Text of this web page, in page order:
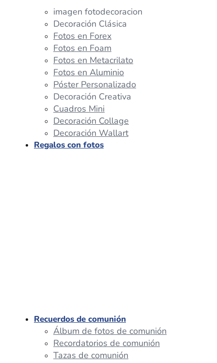
imagen fotodecoracion
Decoración Clásica
Fotos en Forex
Fotos en Foam
Fotos en Metacrilato
Fotos en Aluminio
Póster Personalizado
Decoración Creativa
Cuadros Mini
Decoración Collage
Decoración Wallart
Regalos con fotos
Recuerdos de comunión
Álbum de fotos de comunión
Recordatorios de comunión
Tazas de comunión